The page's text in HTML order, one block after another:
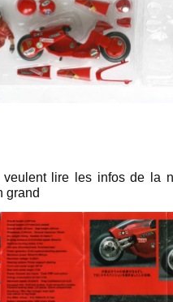
veulent lire les infos de la
grand